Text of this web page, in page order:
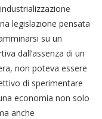
legislazione pensata
su un
dall’assenza di un
non poteva essere
di sperimentare
economia non solo
anche